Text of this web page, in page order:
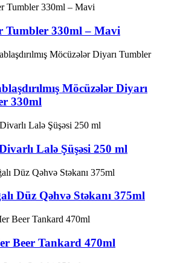
Tumbler 330ml – Mavi
Möcüzələr Diyarı
330ml
Lalə Şüşəsi 250 ml
Düz ​​Qəhvə Stəkanı 375ml
Beer Tankard 470ml